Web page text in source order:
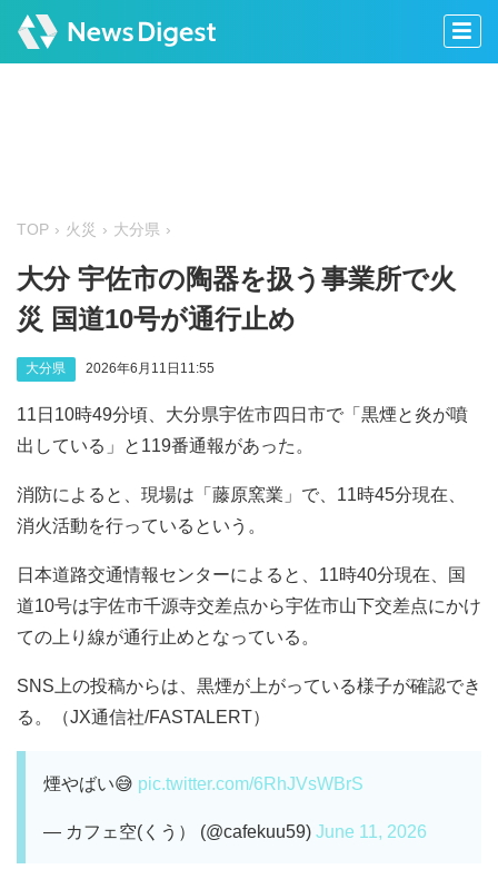
TOP 火災 大分県
大分 宇佐市の陶器を扱う事業所で火
災 国道10号が通行止め
大分県 2026年6月11日11:55
11日10時49分頃、大分県宇佐市四日市で「黒煙と炎が噴
出している」と119番通報があった。
消防によると、現場は「藤原窯業」で、11時45分現在、
消火活動を行っているという。
日本道路交通情報センターによると、11時40分現在、国
道10号は宇佐市千源寺交差点から宇佐市山下交差点にかけ
ての上り線が通行止めとなっている。
SNS上の投稿からは、黒煙が上がっている様子が確認でき
る。（JX通信社/FASTALERT）
煙やばい😅 pic.twitter.com/6RhJVsWBrS
— カフェ空(くう） (@cafekuu59) June 11, 2026